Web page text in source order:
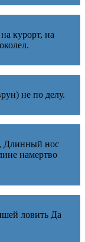
курорт, на
не по делу.
Длинный нос
намертво
ловить Да